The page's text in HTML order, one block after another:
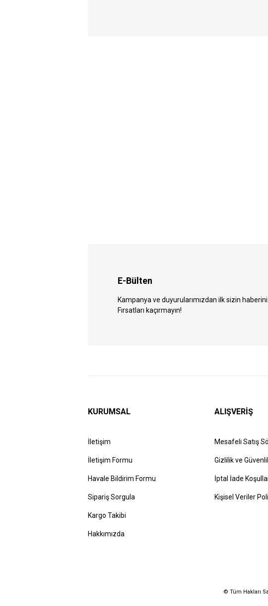
E-Bülten
Kampanya ve duyurularımızdan ilk sizin
Fırsatları kaçırmayın!
KURUMSAL
İletişim
İletişim Formu
Havale Bildirim Formu
Sipariş Sorgula
Kargo Takibi
Hakkımızda
ALIŞVERİŞ
Mesafeli Satış
Gizlilik ve
İptal İade
Kişisel Veriler
© Tüm Hakları